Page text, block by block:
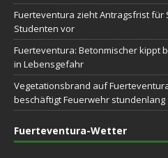
Fuerteventura zieht Antragsfrist für
Studenten vor
Fuerteventura: Betonmischer kippt
in Lebensgefahr
Vegetationsbrand auf
beschäftigt Feuerwehr stundenlang
Fuerteventura-Wetter